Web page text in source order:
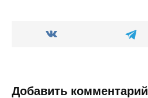
Добавить комментарий